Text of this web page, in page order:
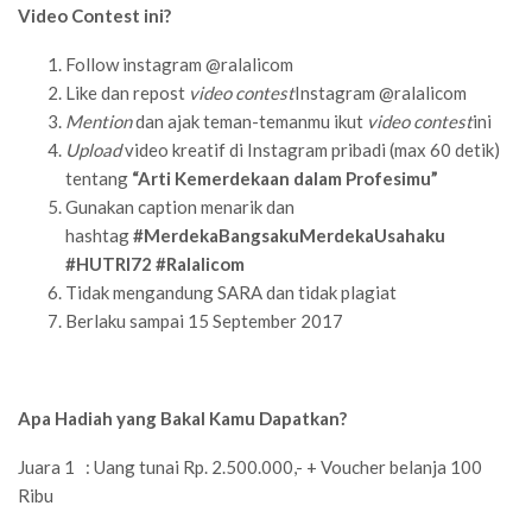
Video Contest ini?
Follow instagram @ralalicom
Like dan repost video contestInstagram @ralalicom
Mentiondan ajak teman-temanmu ikut video contestini
Uploadvideo kreatif di Instagram pribadi (max 60 detik)
tentang “Arti Kemerdekaan dalam Profesimu”
Gunakan caption menarik dan
hashtag#MerdekaBangsakuMerdekaUsahaku
#HUTRI72 #Ralalicom
Tidak mengandung SARA dan tidak plagiat
Berlaku sampai 15 September 2017
Apa Hadiah yang Bakal Kamu Dapatkan?
Juara 1 : Uang tunai Rp. 2.500.000,- + Voucher belanja 100
Ribu